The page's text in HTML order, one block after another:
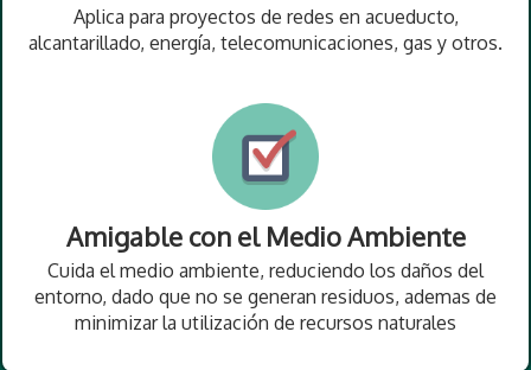
Aplica para proyectos de redes en acueducto,
alcantarillado, energía, telecomunicaciones, gas y otros.
Amigable con el Medio Ambiente
Cuida el medio ambiente, reduciendo los daños del
entorno, dado que no se generan residuos, ademas de
minimizar la utilización de recursos naturales